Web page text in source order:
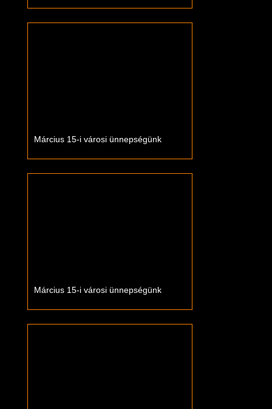
Március 15-i városi ünnepségünk
Március 15-i városi ünnepségünk